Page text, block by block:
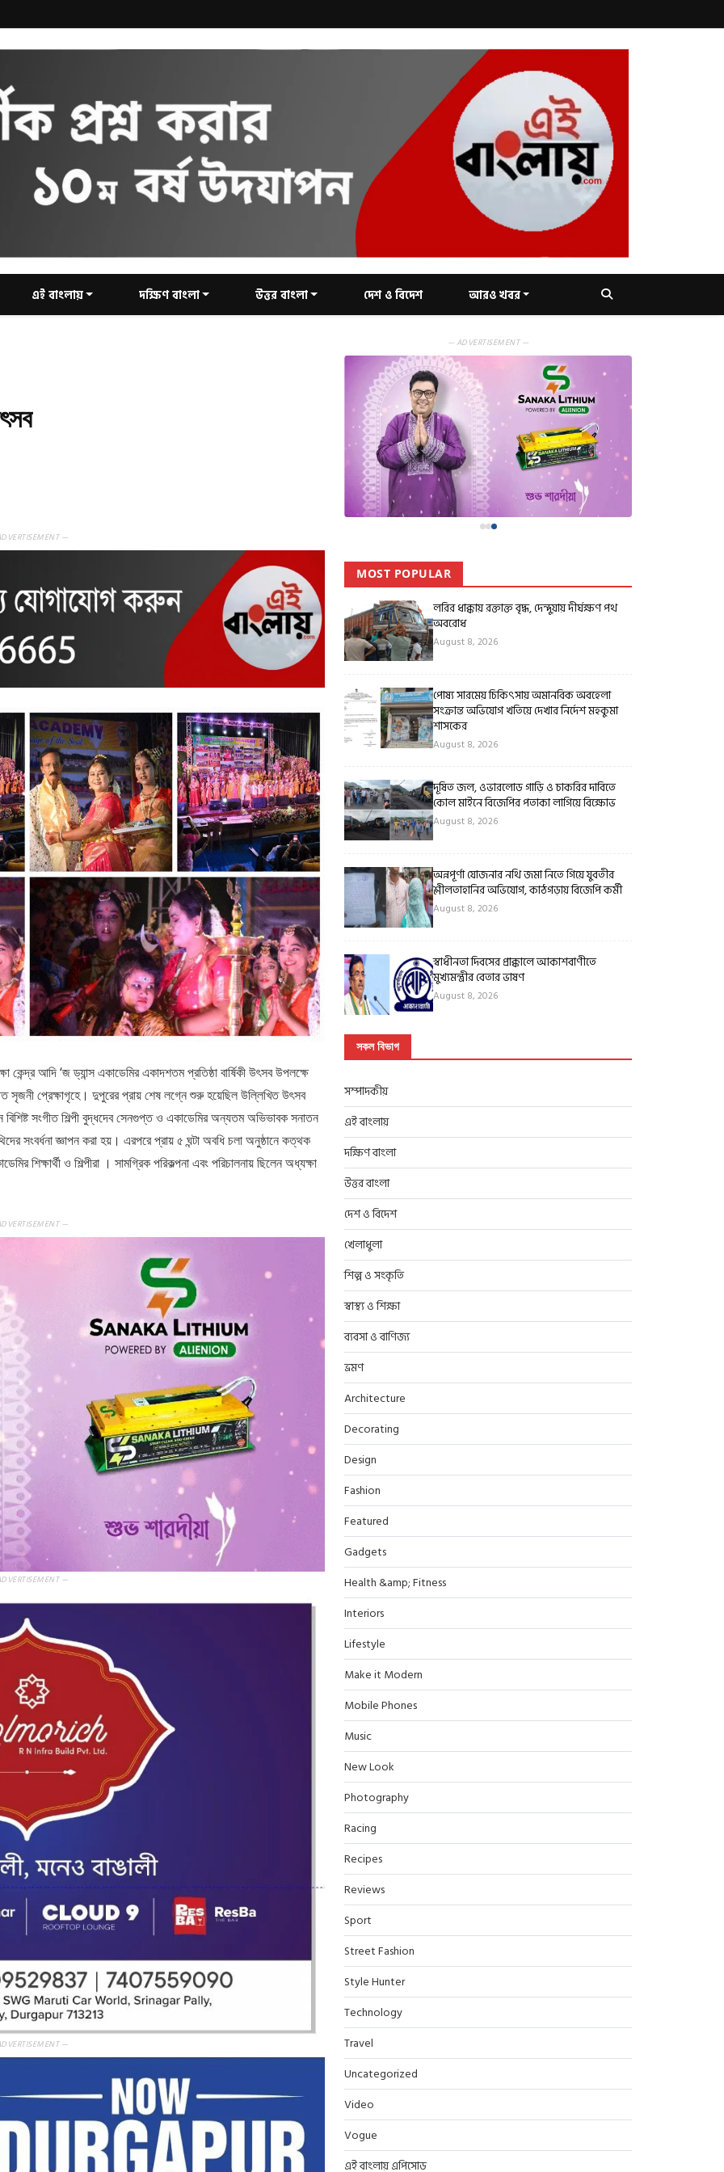
এই বাংলায় দক্ষিণ বাংলা উত্তর বাংলা দেশ ও বিদেশ আরও খবর
—
কেন্দ্র আদি ‘জ ড্যান্স একাডেমির একাদশতম প্রতিষ্ঠা বার্ষিকী উৎসব উপলক্ষে
সৃজনী প্রেক্ষাগৃহে। দুপুরের প্রায় শেষ লগ্নে শুরু হয়েছিল উল্লিখিত উৎসব
সংগীত শিল্পী বুদ্ধদেব সেনগুপ্ত ও একাডেমির অন্যতম অভিভাবক সনাতন
সংবর্ধনা জ্ঞাপন করা হয়। এরপরে প্রায় ৫ ঘন্টা অবধি চলা অনুষ্ঠানে কত্থক
শিক্ষার্থী ও শিল্পীরা । সামগ্রিক পরিকল্পনা এবং পরিচালনায় ছিলেন অধ্যক্ষা
—
—
—
— ADVERTISEMENT —
MOST POPULAR
লরির ধাক্কায় রক্তাক্ত বৃদ্ধ, দেন্দুয়ায় দীর্ঘক্ষণ পথ
অবরোধ
August 8, 2026
পোষ্য সারমেয় চিকিৎসায় অমানবিক অবহেলা
সংক্রান্ত অভিযোগ খতিয়ে দেখার নির্দেশ মহকুমা
শাসকের
August 8, 2026
দূষিত জল, ওভারলোড গাড়ি ও চাকরির দাবিতে
কোল মাইনে বিজেপির পতাকা লাগিয়ে বিক্ষোভ
August 8, 2026
অন্নপূর্ণা যোজনার নথি জমা নিতে গিয়ে যুবতীর
শ্লীলতাহানির অভিযোগ, কাঠগড়ায় বিজেপি কর্মী
August 8, 2026
স্বাধীনতা দিবসের প্রাক্কালে আকাশবাণীতে
মুখ্যমন্ত্রীর বেতার ভাষণ
August 8, 2026
সকল বিভাগ
সম্পাদকীয়
এই বাংলায়
দক্ষিণ বাংলা
উত্তর বাংলা
দেশ ও বিদেশ
খেলাধুলা
শিল্প ও সংকৃতি
স্বাস্থ্য ও শিক্ষা
ব্যবসা ও বাণিজ্য
ভ্রমণ
Architecture
Decorating
Design
Fashion
Featured
Gadgets
Health &amp; Fitness
Interiors
Lifestyle
Make it Modern
Mobile Phones
Music
New Look
Photography
Racing
Recipes
Reviews
Sport
Street Fashion
Style Hunter
Technology
Travel
Uncategorized
Video
Vogue
এই বাংলায় এপিসোড